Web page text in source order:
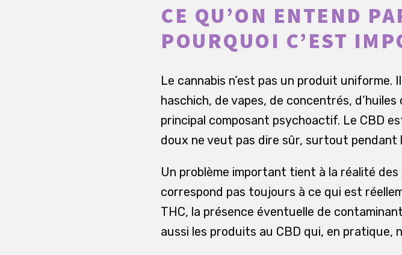
CE QU’ON ENTEND
POURQUOI C’EST
Le cannabis n’est pas un produit uniforme.
haschich, de vapes, de concentrés,
principal composant psychoactif. Le CBD
doux ne veut pas dire sûr, surtout pendant
Un problème important tient à la réalité
correspond pas toujours à ce qui est
THC, la présence éventuelle de
aussi les produits au CBD qui, en pratique,